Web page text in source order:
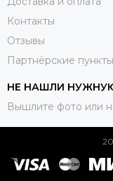
Контакты
Отзывы
Партнёрские
НЕ НАШЛИ
Вышлите фото или